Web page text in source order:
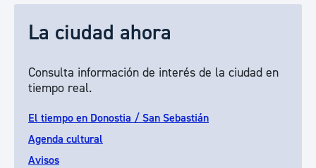
La ciudad ahora
Consulta información de interés de la ciudad en
tiempo real.
El tiempo en Donostia / San Sebastián
Agenda cultural
Avisos